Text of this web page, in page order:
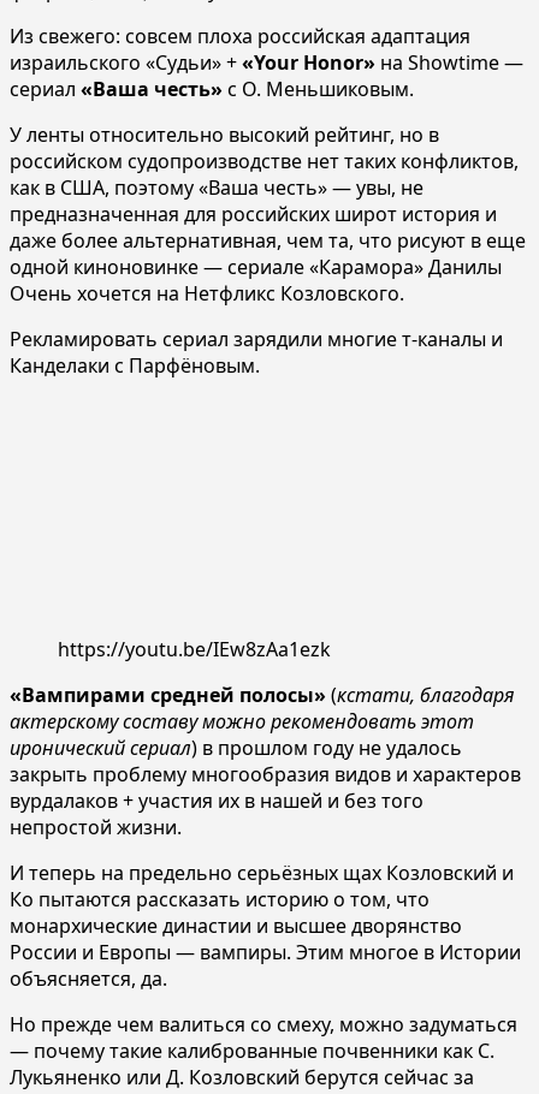
Из свежего: совсем плоха российская адаптация
израильского «Судьи» +«Your Honor» на Showtime —
сериал «Ваша честь» с О. Меньшиковым.
У ленты относительно высокий рейтинг, но в
российском судопроизводстве нет таких конфликтов,
как в США, поэтому «Ваша честь» — увы, не
предназначенная для российских широт история и
даже более альтернативная, чем та, что рисуют в еще
одной киноновинке — сериале «Карамора» Данилы
Очень хочется на Нетфликс Козловского.
Рекламировать сериал зарядили многие т-каналы и
Канделаки с Парфёновым.
https://youtu.be/IEw8zAa1ezk
«Вампирами средней полосы» (кстати, благодаря
актерскому составу можно рекомендовать этот
иронический сериал) в прошлом году не удалось
закрыть проблему многообразия видов и характеров
вурдалаков + участия их в нашей и без того
непростой жизни.
И теперь на предельно серьёзных щах Козловский и
Ко пытаются рассказать историю о том, что
монархические династии и высшее дворянство
России и Европы — вампиры. Этим многое в Истории
объясняется, да.
Но прежде чем валиться со смеху, можно задуматься
— почему такие калиброванные почвенники как С.
Лукьяненко или Д. Козловский берутся сейчас за